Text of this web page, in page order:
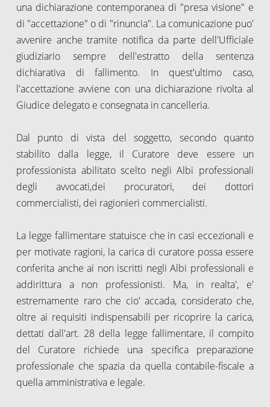
una dichiarazione contemporanea di "presa visione" e
di "accettazione" o di "rinuncia". La comunicazione puo'
avvenire anche tramite notifica da parte dell'Ufficiale
giudiziario sempre dell'estratto della sentenza
dichiarativa di fallimento. In quest'ultimo caso,
l'accettazione avviene con una dichiarazione rivolta al
Giudice delegato e consegnata in cancelleria.
Dal punto di vista del soggetto, secondo quanto
stabilito dalla legge, il Curatore deve essere un
professionista abilitato scelto negli Albi professionali
degli avvocati,dei procuratori, dei dottori
commercialisti, dei ragionieri commercialisti.
La legge fallimentare statuisce che in casi eccezionali e
per motivate ragioni, la carica di curatore possa essere
conferita anche ai non iscritti negli Albi professionali e
addirittura a non professionisti. Ma, in realta', e'
estremamente raro che cio' accada, considerato che,
oltre ai requisiti indispensabili per ricoprire la carica,
dettati dall'art. 28 della legge fallimentare, il compito
del Curatore richiede una specifica preparazione
professionale che spazia da quella contabile-fiscale a
quella amministrativa e legale.